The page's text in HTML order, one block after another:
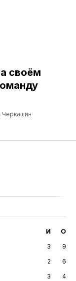
своём
И О
3
9
2
6
3
4